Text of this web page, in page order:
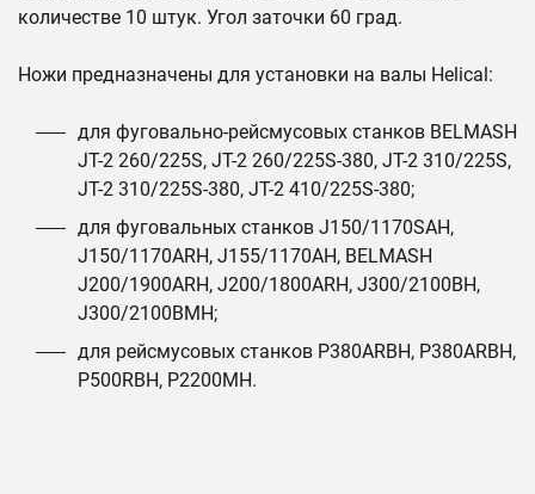
количестве 10 штук. Угол заточки 60 град.
Ножи предназначены для установки на валы Helical:
для фуговально-рейсмусовых станков BELMASH
JT-2 260/225S, JT-2 260/225S-380, JT-2 310/225S,
JT-2 310/225S-380, JT-2 410/225S-380;
для фуговальных станков J150/1170SAH,
J150/1170ARH, J155/1170AH, BELMASH
J200/1900ARH, J200/1800ARH, J300/2100ВH,
J300/2100ВMH;
для рейсмусовых станков P380АRBH, P380АRBH,
P500RBH, P2200MH.